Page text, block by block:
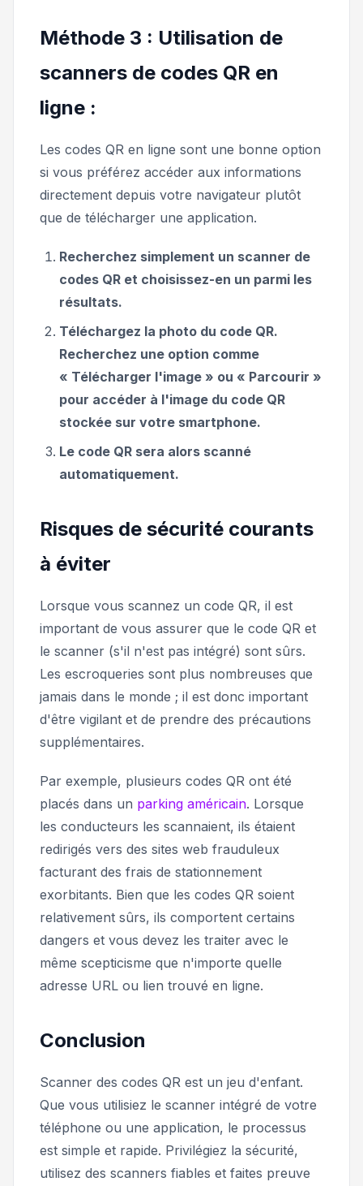
Méthode 3 : Utilisation de
scanners de codes QR en
ligne :
Les codes QR en ligne sont une bonne option
si vous préférez accéder aux informations
directement depuis votre navigateur plutôt
que de télécharger une application.
Recherchez simplement un scanner de
codes QR et choisissez-en un parmi les
résultats.
Téléchargez la photo du code QR.
Recherchez une option comme
« Télécharger l'image » ou « Parcourir »
pour accéder à l'image du code QR
stockée sur votre smartphone.
Le code QR sera alors scanné
automatiquement.
Risques de sécurité courants
à éviter
Lorsque vous scannez un code QR, il est
important de vous assurer que le code QR et
le scanner (s'il n'est pas intégré) sont sûrs.
Les escroqueries sont plus nombreuses que
jamais dans le monde ; il est donc important
d'être vigilant et de prendre des précautions
supplémentaires.
Par exemple, plusieurs codes QR ont été
placés dans un parking américain. Lorsque
les conducteurs les scannaient, ils étaient
redirigés vers des sites web frauduleux
facturant des frais de stationnement
exorbitants. Bien que les codes QR soient
relativement sûrs, ils comportent certains
dangers et vous devez les traiter avec le
même scepticisme que n'importe quelle
adresse URL ou lien trouvé en ligne.
Conclusion
Scanner des codes QR est un jeu d'enfant.
Que vous utilisiez le scanner intégré de votre
téléphone ou une application, le processus
est simple et rapide. Privilégiez la sécurité,
utilisez des scanners fiables et faites preuve